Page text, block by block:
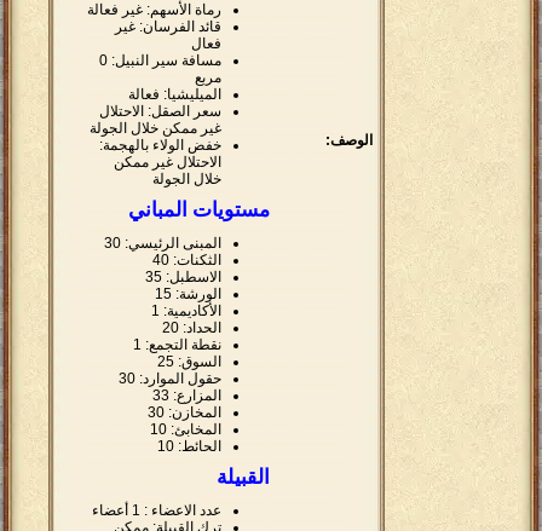
الوصف:
رماة الأسهم: غير فعالة
قائد الفرسان: غير
فعال
مسافة سير النبيل: 0
مربع
الميليشيا: فعالة
سعر الصقل: الاحتلال
غير ممكن خلال الجولة
خفض الولاء بالهجمة:
الاحتلال غير ممكن
خلال الجولة
مستويات المباني
المبنى الرئيسي: 30
الثكنات: 40
الاسطبل: 35
الورشة: 15
الأكاديمية: 1
الحداد: 20
نقطة التجمع: 1
السوق: 25
حقول الموارد: 30
المزارع: 33
المخازن: 30
المخابئ: 10
الحائط: 10
القبيلة
عدد الاعضاء : 1 أعضاء